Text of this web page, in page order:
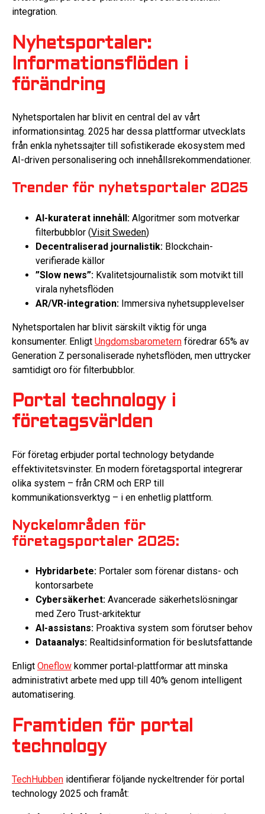
integration.
Nyhetsportaler:
Informationsflöden i
förändring
Nyhetsportalen har blivit en central del av vårt
informationsintag. 2025 har dessa plattformar utvecklats
från enkla nyhetssajter till sofistikerade ekosystem med
AI-driven personalisering och innehållsrekommendationer.
Trender för nyhetsportaler 2025
AI-kuraterat innehåll: Algoritmer som motverkar
filterbubblor (Visit Sweden)
Decentraliserad journalistik: Blockchain-
verifierade källor
”Slow news”: Kvalitetsjournalistik som motvikt till
virala nyhetsflöden
AR/VR-integration: Immersiva nyhetsupplevelser
Nyhetsportalen har blivit särskilt viktig för unga
konsumenter. Enligt Ungdomsbarometern föredrar 65% av
Generation Z personaliserade nyhetsflöden, men uttrycker
samtidigt oro för filterbubblor.
Portal technology i
företagsvärlden
För företag erbjuder portal technology betydande
effektivitetsvinster. En modern företagsportal integrerar
olika system – från CRM och ERP till
kommunikationsverktyg – i en enhetlig plattform.
Nyckelområden för
företagsportaler 2025:
Hybridarbete: Portaler som förenar distans- och
kontorsarbete
Cybersäkerhet: Avancerade säkerhetslösningar
med Zero Trust-arkitektur
AI-assistans: Proaktiva system som förutser behov
Dataanalys: Realtidsinformation för beslutsfattande
Enligt Oneflow kommer portal-plattformar att minska
administrativt arbete med upp till 40% genom intelligent
automatisering.
Framtiden för portal
technology
TechHubben identifierar följande nyckeltrender för portal
technology 2025 och framåt: